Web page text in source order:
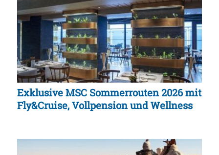
Exklusive MSC Sommerrouten 2026 mit
Fly&Cruise, Vollpension und Wellness